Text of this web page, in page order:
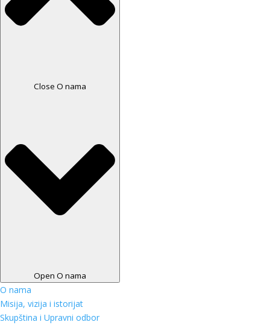
Close O nama
Open O nama
O nama
Misija, vizija i istorijat
Skupština i Upravni odbor